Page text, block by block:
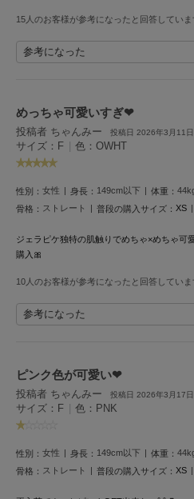
グラミチ
へノン
HUNTER
ハンター
HOKA ONEONE
ホカ オネオネ
キーン
le
ル
le coq sportif
LeSportsac
15人のお客様が参考になったと回答していま
参考になった
めっちゃ可愛いすぎ‪‪❤︎‬
投稿者 ちゃんみー 投稿日 2026年3月11日
サイズ：F | 色：OWHT
性別： 女性 身長： 149cm以下 体重：
骨格： ストレート 普段の購入サイズ： XS
ジェラピケ独特の肌触りでめちゃ×めちゃ可
購入🎀
10人のお客様が参考になったと回答していま
参考になった
ピンク色が可愛い‪‪❤︎‬
投稿者 ちゃんみー 投稿日 2026年3月17日
サイズ：F 色：PNK
性別： 女性 身長： 149cm以下 体重：
骨格： ストレート 普段の購入サイズ： XS